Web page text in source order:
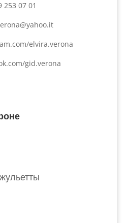
253 07 01
elvira.verona
gid.verona